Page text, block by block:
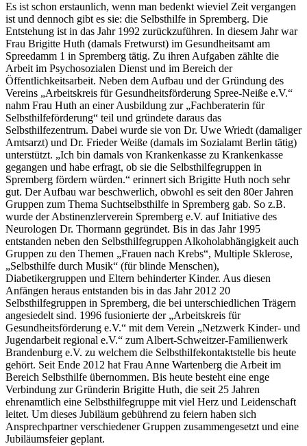
Es ist schon erstaunlich, wenn man bedenkt wieviel Zeit vergangen
ist und dennoch gibt es sie: die Selbsthilfe in Spremberg. Die
Entstehung ist in das Jahr 1992 zurückzuführen. In diesem Jahr war
Frau Brigitte Huth (damals Fretwurst) im Gesundheitsamt am
Spreedamm 1 in Spremberg tätig. Zu ihren Aufgaben zählte die
Arbeit im Psychosozialen Dienst und im Bereich der
Öffentlichkeitsarbeit. Neben dem Aufbau und der Gründung des
Vereins „Arbeitskreis für Gesundheitsförderung Spree-Neiße e.V.“
nahm Frau Huth an einer Ausbildung zur „Fachberaterin für
Selbsthilfeförderung“ teil und gründete daraus das
Selbsthilfezentrum. Dabei wurde sie von Dr. Uwe Wriedt (damaliger
Amtsarzt) und Dr. Frieder Weiße (damals im Sozialamt Berlin tätig)
unterstützt. „Ich bin damals von Krankenkasse zu Krankenkasse
gegangen und habe erfragt, ob sie die Selbsthilfegruppen in
Spremberg fördern würden.“ erinnert sich Brigitte Huth noch sehr
gut. Der Aufbau war beschwerlich, obwohl es seit den 80er Jahren
Gruppen zum Thema Suchtselbsthilfe in Spremberg gab. So z.B.
wurde der Abstinenzlerverein Spremberg e.V. auf Initiative des
Neurologen Dr. Thormann gegründet. Bis in das Jahr 1995
entstanden neben den Selbsthilfegruppen Alkoholabhängigkeit auch
Gruppen zu den Themen „Frauen nach Krebs“, Multiple Sklerose,
„Selbsthilfe durch Musik“ (für blinde Menschen),
Diabetikergruppen und Eltern behinderter Kinder. Aus diesen
Anfängen heraus entstanden bis in das Jahr 2012 20
Selbsthilfegruppen in Spremberg, die bei unterschiedlichen Trägern
angesiedelt sind. 1996 fusionierte der „Arbeitskreis für
Gesundheitsförderung e.V.“ mit dem Verein „Netzwerk Kinder- und
Jugendarbeit regional e.V.“ zum Albert-Schweitzer-Familienwerk
Brandenburg e.V. zu welchem die Selbsthilfekontaktstelle bis heute
gehört. Seit Ende 2012 hat Frau Anne Wartenberg die Arbeit im
Bereich Selbsthilfe übernommen. Bis heute besteht eine enge
Verbindung zur Gründerin Brigitte Huth, die seit 25 Jahren
ehrenamtlich eine Selbsthilfegruppe mit viel Herz und Leidenschaft
leitet. Um dieses Jubiläum gebührend zu feiern haben sich
Ansprechpartner verschiedener Gruppen zusammengesetzt und eine
Jubiläumsfeier geplant.